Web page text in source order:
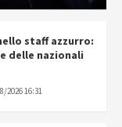
staff azzurro:
delle nazionali
2026 16:31